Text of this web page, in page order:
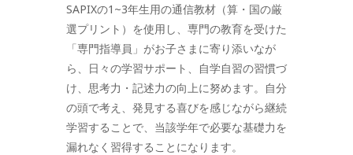
SAPIXの1~3年生用の通信教材（算・国の厳
選プリント）を使用し、専門の教育を受けた
「専門指導員」がお子さまに寄り添いなが
ら、日々の学習サポート、自学自習の習慣づ
け、思考力・記述力の向上に努めます。自分
の頭で考え、発見する喜びを感じながら継続
学習することで、当該学年で必要な基礎力を
漏れなく習得することになります。